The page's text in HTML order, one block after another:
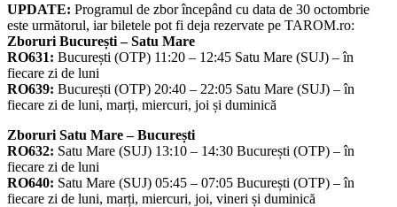
UPDATE: Programul de zbor începând cu data de 30 octombrie
este următorul, iar biletele pot fi deja rezervate pe TAROM.ro:
Zboruri București – Satu Mare
RO631: București (OTP) 11:20 – 12:45 Satu Mare (SUJ) – în
fiecare zi de luni
RO639: București (OTP) 20:40 – 22:05 Satu Mare (SUJ) – în
fiecare zi de luni, marți, miercuri, joi și duminică
Zboruri Satu Mare – București
RO632: Satu Mare (SUJ) 13:10 – 14:30 București (OTP) – în
fiecare zi de luni
RO640: Satu Mare (SUJ) 05:45 – 07:05 București (OTP) – în
fiecare zi de luni, marți, miercuri, joi, vineri și duminică